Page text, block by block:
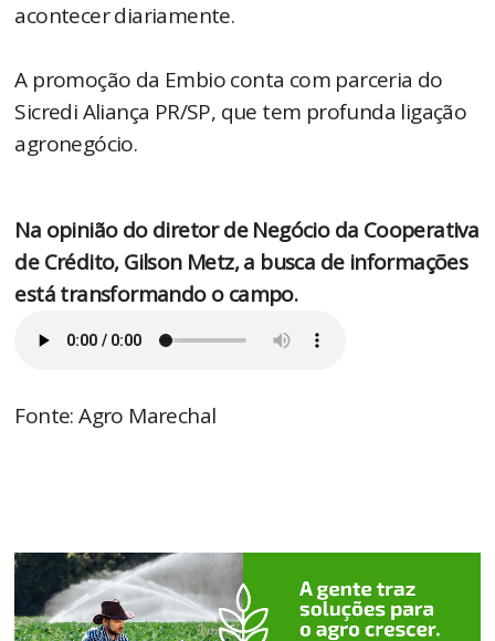
acontecer diariamente.
A promoção da Embio conta com parceria do
Sicredi Aliança PR/SP, que tem profunda ligação
agronegócio.
Na opinião do diretor de Negócio da Cooperativa
de Crédito, Gilson Metz, a busca de informações
está transformando o campo.
Fonte: Agro Marechal